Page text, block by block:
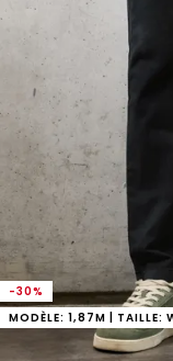
-30%
MODÈLE: 1,87M | TAILLE: